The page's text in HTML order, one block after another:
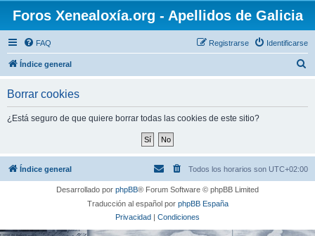
Foros Xenealoxía.org - Apellidos de Galicia
FAQ Identificarse
Registrarse
Índice general
Borrar cookies
¿Está seguro de que quiere borrar todas las cookies de este sitio?
Índice general Todos los horarios son UTC+02:00
Desarrollado por phpBB® Forum Software © phpBB Limited
Traducción al español por phpBB España
Privacidad | Condiciones